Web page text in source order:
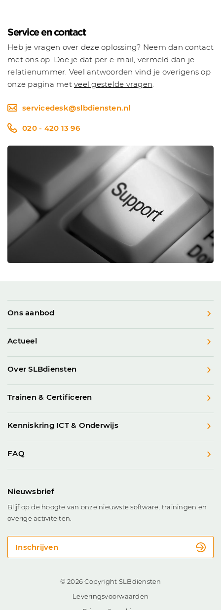
Service en contact
Heb je vragen over deze oplossing? Neem dan contact
met ons op. Doe je dat per e-mail, vermeld dan je
relatienummer. Veel antwoorden vind je overigens op
onze pagina met veel gestelde vragen.
servicedesk@slbdiensten.nl
020 - 420 13 96
Ons aanbod
Actueel
Over SLBdiensten
Trainen & Certificeren
Kenniskring ICT & Onderwijs
FAQ
Nieuwsbrief
Blijf op de hoogte van onze nieuwste software, trainingen en
overige activiteiten.
Inschrijven
© 2026 Copyright SLBdiensten
Leveringsvoorwaarden